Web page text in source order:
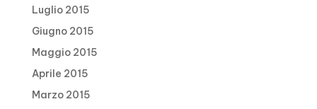
Luglio 2015
Giugno 2015
Maggio 2015
Aprile 2015
Marzo 2015